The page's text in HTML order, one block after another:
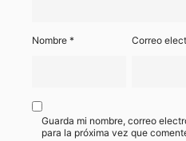
Nombre * Correo
Guarda mi nombre, correo
para la próxima vez que